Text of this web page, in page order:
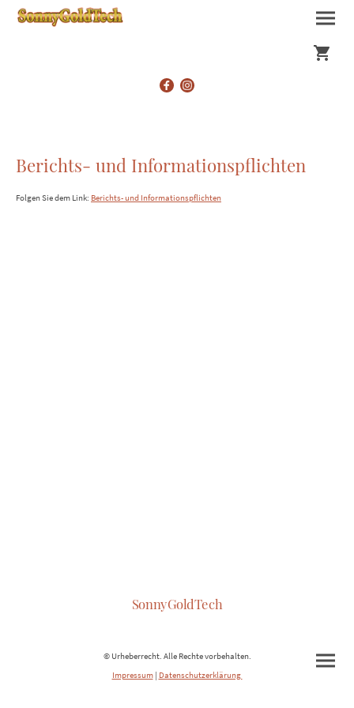
Berichts- und Informationspflichten
Folgen Sie dem Link: Berichts- und Informationspflichten
SonnyGoldTech
© Urheberrecht. Alle Rechte vorbehalten.
Impressum| Datenschutzerklärung